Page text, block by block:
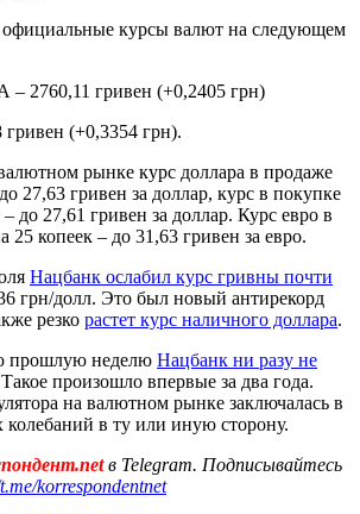
курсы валют на следующем
2760,11 гривен (+0,2405 грн)
гривен (+0,3354 грн).
рынке курс доллара в продаже
27,63 гривен за доллар, курс в покупке
до 27,61 гривен за доллар. Курс евро в
25 копеек – до 31,63 гривен за евро.
Нацбанк ослабил курс гривны почти
грн/долл. Это был новый антирекорд
резко растет курс наличного доллара.
прошлую неделю Нацбанк ни разу не
произошло впервые за два года.
на валютном рынке заключалась в
колебаний в ту или иную сторону.
в Telegram. Подписывайтесь
korrespondentnet